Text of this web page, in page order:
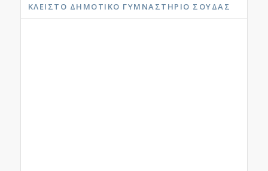
ΚΛΕΙΣΤΌ ΔΗΜΟΤΙΚΌ ΓΥΜΝΑΣΤΉΡΙΟ ΣΟΎΔΑΣ